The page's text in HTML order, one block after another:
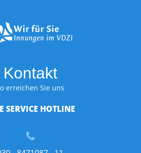
Kontakt
erreichen Sie uns
SERVICE HOTLINE